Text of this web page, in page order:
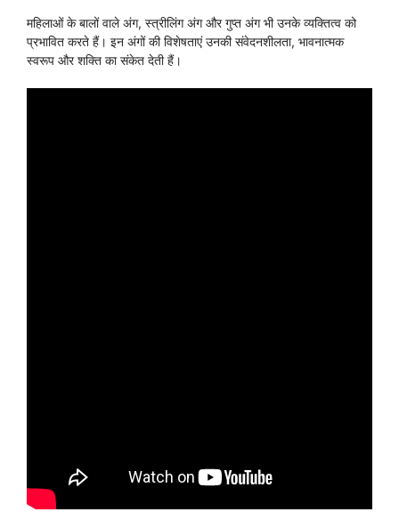
महिलाओं के बालों वाले अंग, स्त्रीलिंग अंग और गुप्त अंग भी उनके व्यक्तित्व को
प्रभावित करते हैं। इन अंगों की विशेषताएं उनकी संवेदनशीलता, भावनात्मक
स्वरूप और शक्ति का संकेत देती हैं।